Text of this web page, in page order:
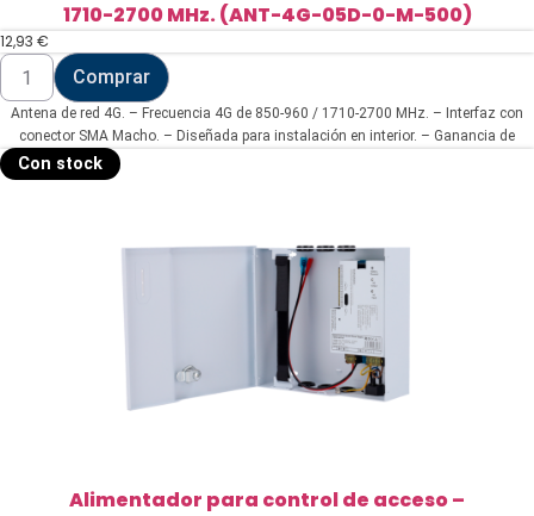
1710-2700 MHz. (ANT-4G-05D-0-M-500)
12,93 €
Antena
red
4G.
Frecuencia
4G
Comprar
Antena de red 4G. – Frecuencia 4G de 850-960 / 1710-2700 MHz. – Interfaz con
conector SMA Macho. – Diseñada para instalación en interior. – Ganancia de
antena 4G de 5 dBi. – Incluye cable RG174 de 5 metros de longitud.
Con stock
Alimentador para control de acceso –